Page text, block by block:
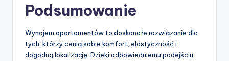
Podsumowanie
Wynajem apartamentów to doskonałe rozwiązanie dla
tych, którzy cenią sobie komfort, elastyczność i
dogodną lokalizację. Dzięki odpowiedniemu podejściu